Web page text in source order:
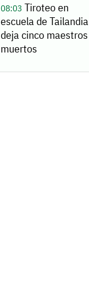
08:03 Tiroteo en
escuela de Tailandia
deja cinco maestros
muertos